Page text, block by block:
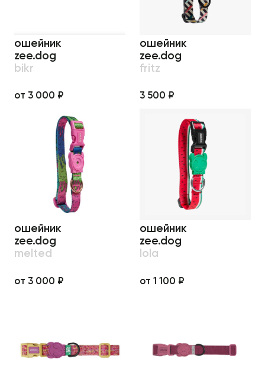
ошейник
zee.dog
bikr
от 3 000 ₽
ошейник
zee.dog
fritz
3 500 ₽
ошейник
zee.dog
melted
от 3 000 ₽
ошейник
zee.dog
lola
от 1 100 ₽